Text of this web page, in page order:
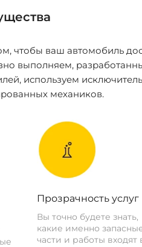
чтобы ваш автомобиль
выполняем,
используем
механиков.
Прозрачность услуг
Вы точно будете знать,
какие именно
части и работы входят